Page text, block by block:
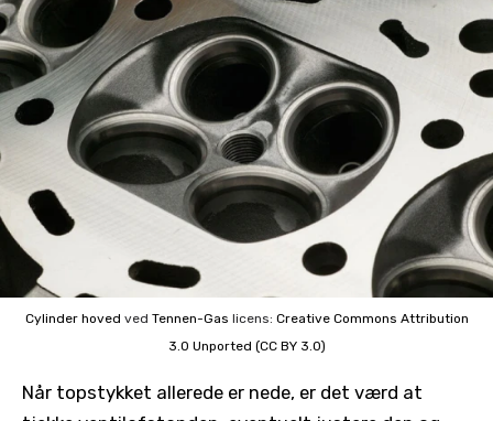
Cylinder hoved ved Tennen-Gas licens: Creative Commons Attribution
3.0 Unported (CC BY 3.0)
Når topstykket allerede er nede, er det værd at